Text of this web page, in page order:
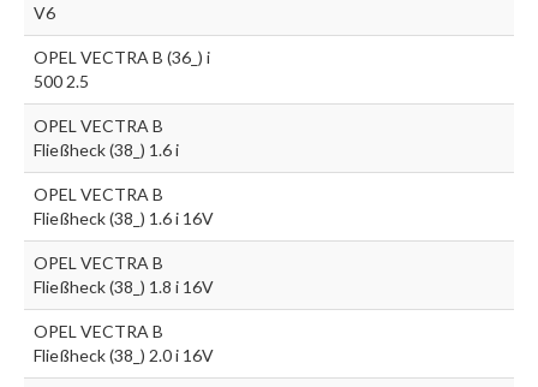
V6
OPEL VECTRA B (36_) i
500 2.5
OPEL VECTRA B
Fließheck (38_) 1.6 i
OPEL VECTRA B
Fließheck (38_) 1.6 i 16V
OPEL VECTRA B
Fließheck (38_) 1.8 i 16V
OPEL VECTRA B
Fließheck (38_) 2.0 i 16V